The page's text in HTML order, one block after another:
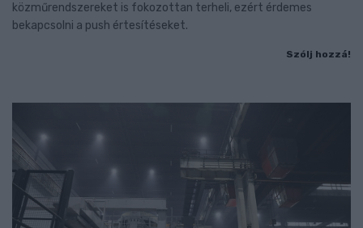
közműrendszereket is fokozottan terheli, ezért érdemes
bekapcsolni a push értesítéseket.
Szólj hozzá!